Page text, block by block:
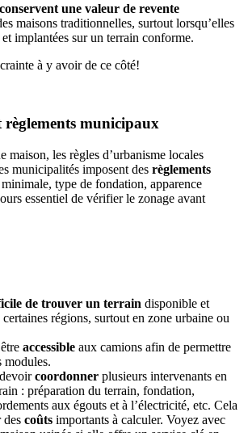
conservent une valeur de revente
maisons traditionnelles, surtout lorsqu’elles
implantées sur un terrain conforme.
à y avoir de ce côté!
règlements municipaux
maison, les règles d’urbanisme locales
municipalités imposent des règlements
type de fondation, apparence
essentiel de vérifier le zonage avant
de trouver un terrain disponible et
régions, surtout en zone urbaine ou
accessible aux camions afin de permettre
modules.
coordonner plusieurs intervenants en
: préparation du terrain, fondation,
aux égouts et à l’électricité, etc. Cela
des coûts importants à calculer. Voyez avec